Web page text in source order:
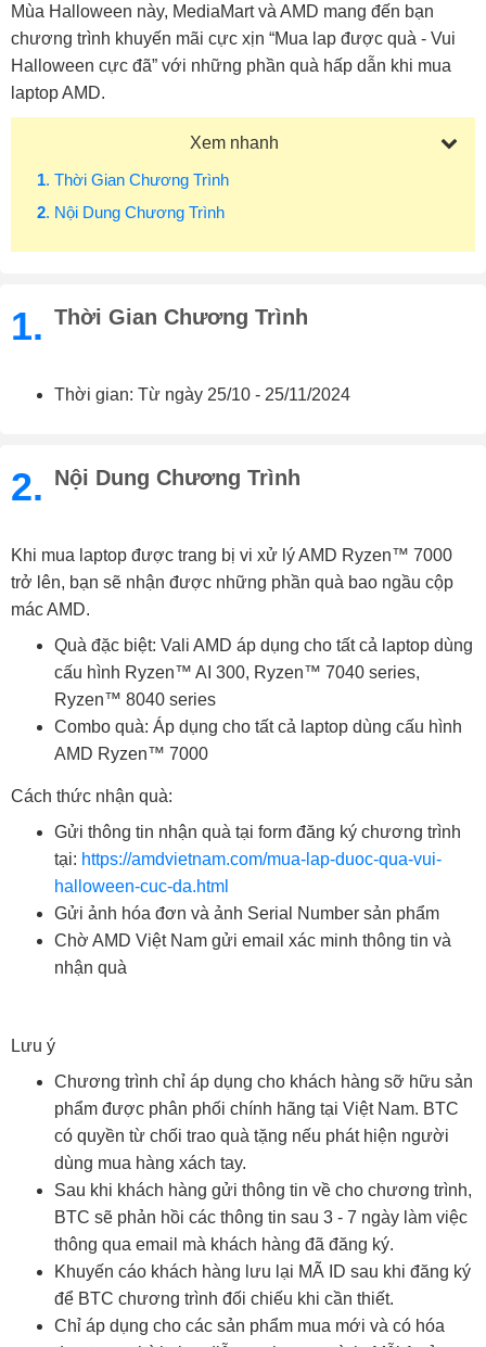
Mùa Halloween này, MediaMart và AMD mang đến bạn
chương trình khuyến mãi cực xịn “Mua lap được quà - Vui
Halloween cực đã” với những phần quà hấp dẫn khi mua
laptop AMD.
Xem nhanh
1. Thời Gian Chương Trình
2. Nội Dung Chương Trình
1. Thời Gian Chương Trình
Thời gian: Từ ngày 25/10 - 25/11/2024
2. Nội Dung Chương Trình
Khi mua laptop được trang bị vi xử lý AMD Ryzen™ 7000
trở lên, bạn sẽ nhận được những phần quà bao ngầu cộp
mác AMD.
Quà đặc biệt: Vali AMD áp dụng cho tất cả laptop dùng
cấu hình Ryzen™ AI 300, Ryzen™ 7040 series,
Ryzen™ 8040 series
Combo quà: Áp dụng cho tất cả laptop dùng cấu hình
AMD Ryzen™ 7000
Cách thức nhận quà:
Gửi thông tin nhận quà tại form đăng ký chương trình
tại: https://amdvietnam.com/mua-lap-duoc-qua-vui-
halloween-cuc-da.html
Gửi ảnh hóa đơn và ảnh Serial Number sản phẩm
Chờ AMD Việt Nam gửi email xác minh thông tin và
nhận quà
Lưu ý
Chương trình chỉ áp dụng cho khách hàng sỡ hữu sản
phẩm được phân phối chính hãng tại Việt Nam. BTC
có quyền từ chối trao quà tặng nếu phát hiện người
dùng mua hàng xách tay.
Sau khi khách hàng gửi thông tin về cho chương trình,
BTC sẽ phản hồi các thông tin sau 3 - 7 ngày làm việc
thông qua email mà khách hàng đã đăng ký.
Khuyến cáo khách hàng lưu lại MÃ ID sau khi đăng ký
để BTC chương trình đối chiếu khi cần thiết.
Chỉ áp dụng cho các sản phẩm mua mới và có hóa